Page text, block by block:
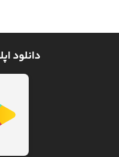
دانلود